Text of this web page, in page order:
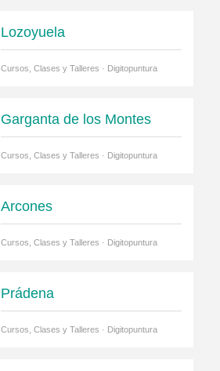
Lozoyuela
Cursos, Clases y Talleres · Digitopuntura
Garganta de los Montes
Cursos, Clases y Talleres · Digitopuntura
Arcones
Cursos, Clases y Talleres · Digitopuntura
Prádena
Cursos, Clases y Talleres · Digitopuntura